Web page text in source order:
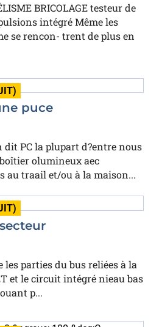
BRICOLAGE testeur de
intégré Même les
se rencon- trent de plus en
puce
dit PC la plupart d?entre nous
olumineux aec
au traail et/ou à la maison...
les parties du bus reliées à la
et le circuit intégré nieau bas
p...